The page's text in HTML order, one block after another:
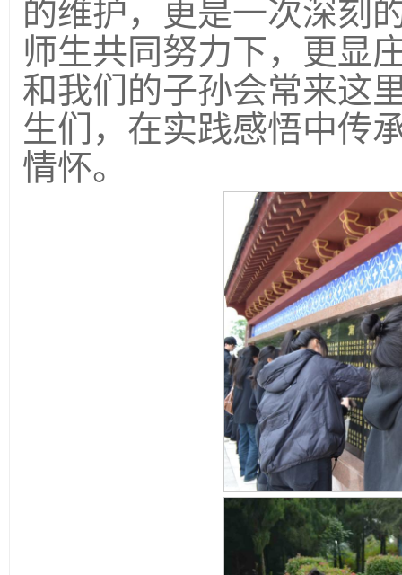
的维护，更是一次深刻
师生共同努力下，更显
和我们的子孙会常来这
生们，在实践感悟中传
情怀。